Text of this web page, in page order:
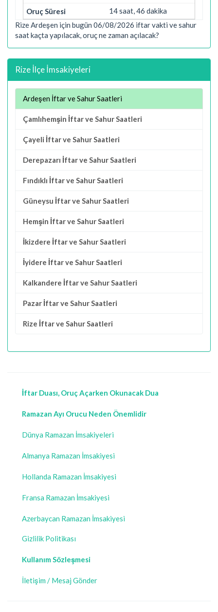
14 saat, 46 dakika
Rize Ardeşen için bugün 06/08/2026 iftar vakti ve sahur
saat kaçta yapılacak, oruç ne zaman açılacak?
Rize İlçe İmsakiyeleri
Ardeşen İftar ve Sahur Saatleri
Çamlıhemşin İftar ve Sahur Saatleri
Çayeli İftar ve Sahur Saatleri
Derepazarı İftar ve Sahur Saatleri
Fındıklı İftar ve Sahur Saatleri
Güneysu İftar ve Sahur Saatleri
Hemşin İftar ve Sahur Saatleri
İkizdere İftar ve Sahur Saatleri
İyidere İftar ve Sahur Saatleri
Kalkandere İftar ve Sahur Saatleri
Pazar İftar ve Sahur Saatleri
Rize İftar ve Sahur Saatleri
İftar Duası, Oruç Açarken Okunacak Dua
Ramazan Ayı Orucu Neden Önemlidir
Dünya Ramazan İmsakiyeleri
Almanya Ramazan İmsakiyesi
Hollanda Ramazan İmsakiyesi
Fransa Ramazan İmsakiyesi
Azerbaycan Ramazan İmsakiyesi
Gizlilik Politikası
Kullanım Sözleşmesi
İletişim / Mesaj Gönder